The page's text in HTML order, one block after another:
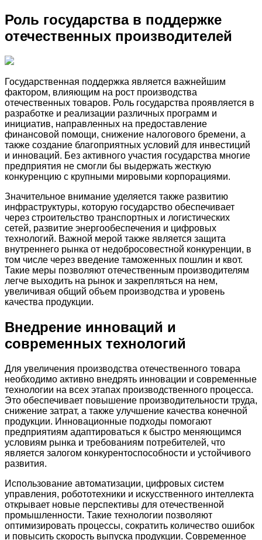
Роль государства в поддержке
отечественных производителей
Государственная поддержка является важнейшим
фактором, влияющим на рост производства
отечественных товаров. Роль государства проявляется в
разработке и реализации различных программ и
инициатив, направленных на предоставление
финансовой помощи, снижение налогового бремени, а
также создание благоприятных условий для инвестиций
и инноваций. Без активного участия государства многие
предприятия не смогли бы выдержать жесткую
конкуренцию с крупными мировыми корпорациями.
Значительное внимание уделяется также развитию
инфраструктуры, которую государство обеспечивает
через строительство транспортных и логистических
сетей, развитие энергообеспечения и цифровых
технологий. Важной мерой также является защита
внутреннего рынка от недобросовестной конкуренции, в
том числе через введение таможенных пошлин и квот.
Такие меры позволяют отечественным производителям
легче выходить на рынок и закрепляться на нем,
увеличивая общий объем производства и уровень
качества продукции.
Внедрение инноваций и
современных технологий
Для увеличения производства отечественного товара
необходимо активно внедрять инновации и современные
технологии на всех этапах производственного процесса.
Это обеспечивает повышение производительности труда,
снижение затрат, а также улучшение качества конечной
продукции. Инновационные подходы помогают
предприятиям адаптироваться к быстро меняющимся
условиям рынка и требованиям потребителей, что
является залогом конкурентоспособности и устойчивого
развития.
Использование автоматизации, цифровых систем
управления, робототехники и искусственного интеллекта
открывает новые перспективы для отечественной
промышленности. Такие технологии позволяют
оптимизировать процессы, сократить количество ошибок
и повысить скорость выпуска продукции. Современное